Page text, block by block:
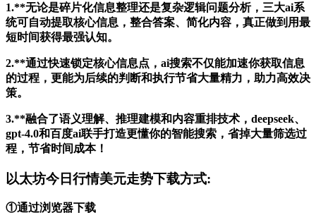
1.**无论是碎片化信息整理还是复杂逻辑问题分析，三大ai系
统可自动提取核心信息，整合答案、简化内容，真正做到用最
短时间获得最强认知。
2.**通过快速锁定核心信息点，ai搜索不仅能加速你获取信息
的过程，更能为后续的判断和执行节省大量精力，助力高效决
策。
3.**融合了语义理解、推理建模和内容重排技术，deepseek、
gpt-4.0和百度ai联手打造更懂你的智能搜索，省掉大量筛选过
程，节省时间成本！
以太坊今日行情美元走势下载方式:
①通过浏览器下载